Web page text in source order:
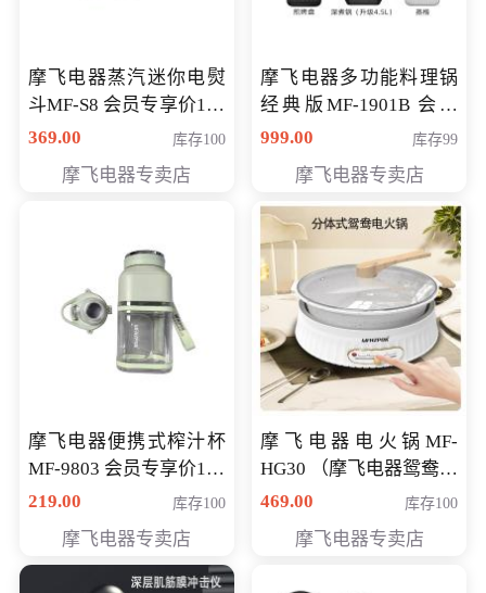
摩飞电器蒸汽迷你电熨
斗MF-S8 会员专享价168
元
369.00 库存100
摩飞电器专卖店
摩飞电器多功能料理锅
经典版MF-1901B 会员
专享价399元
999.00 库存99
摩飞电器专卖店
摩飞电器便携式榨汁杯
MF-9803 会员专享价138
元
219.00 库存100
摩飞电器专卖店
摩飞电器电火锅MF-
HG30 （摩飞电器鸳鸯锅
MF-HG30 ） 会员专享价
469.00 库存100
摩飞电器专卖店